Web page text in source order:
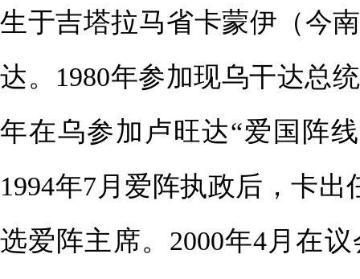
生于吉塔拉马省卡蒙伊（今
达。1980年参加现乌干达总
年在乌参加卢旺达“爱国阵
1994年7月爱阵执政后，卡
选爱阵主席。2000年4月在